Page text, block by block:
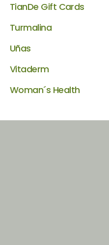
TianDe Gift Cards
Turmalina
Uñas
Vitaderm
Woman´s Health